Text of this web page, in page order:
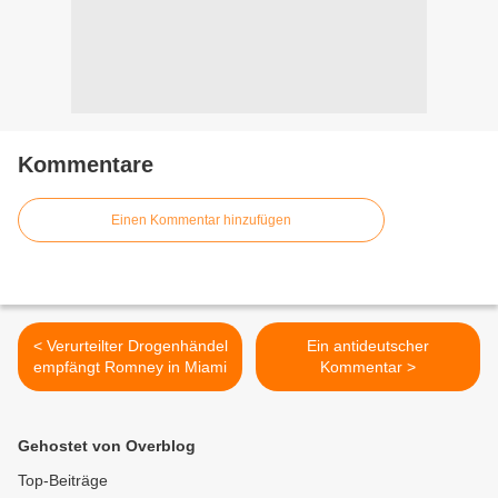
Kommentare
Einen Kommentar hinzufügen
< Verurteilter Drogenhändel
empfängt Romney in Miami
Ein antideutscher
Kommentar >
Gehostet von Overblog
Top-Beiträge